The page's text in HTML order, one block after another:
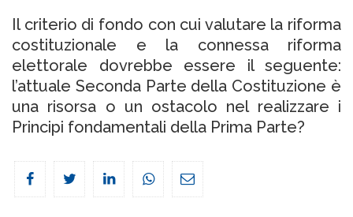
Il criterio di fondo con cui valutare la riforma
costituzionale e la connessa riforma
elettorale dovrebbe essere il seguente:
l’attuale Seconda Parte della Costituzione è
una risorsa o un ostacolo nel realizzare i
Principi fondamentali della Prima Parte?